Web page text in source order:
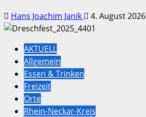
Hans Joachim Janik 4. August 2026
AKTUELL
Allgemein
Essen & Trinken
Freizeit
Orte
Rhein-Neckar-Kreis